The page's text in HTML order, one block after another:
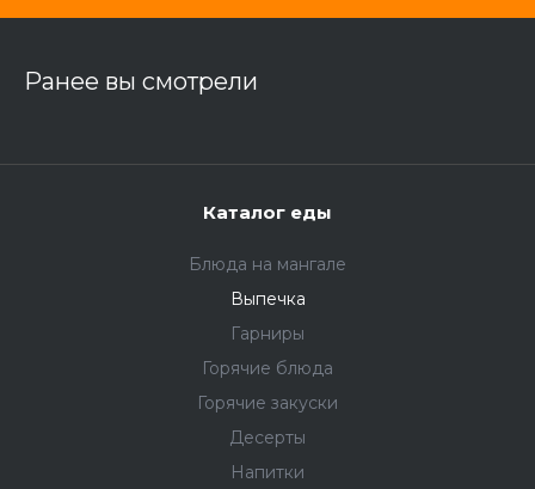
Ранее вы смотрели
Каталог еды
Блюда на мангале
Выпечка
Гарниры
Горячие блюда
Горячие закуски
Десерты
Напитки